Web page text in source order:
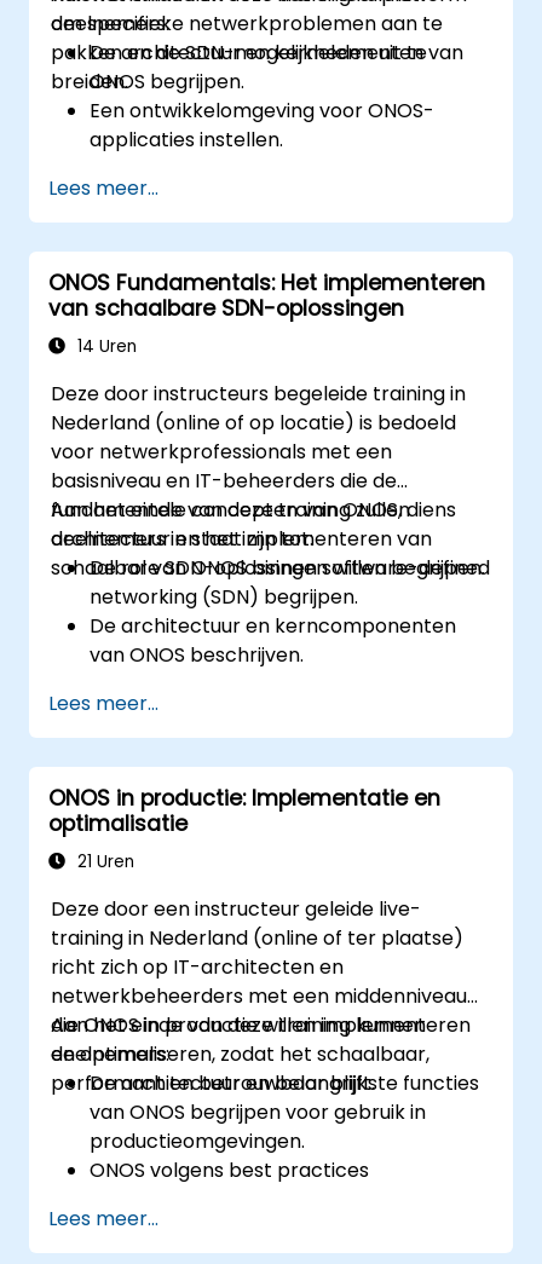
om specifieke netwerkproblemen aan te
pakken en de SDN-mogelijkheden uit te
breiden.
deelnemers:
De architectuur en kernelementen van
ONOS begrijpen.
Een ontwikkelomgeving voor ONOS-
applicaties instellen.
implementeren die SDN-netwerken
beheren.
ONOS-applicaties koppelen aan externe
systemen en API’s.
Problemen oplossen en ONOS-
applicaties optimaliseren voor prestaties
Lees meer...
ONOS Fundamentals: Het implementeren
van schaalbare SDN-oplossingen
14 Uren
Deze door instructeurs begeleide training in
Nederland (online of op locatie) is bedoeld
voor netwerkprofessionals met een
basisniveau en IT-beheerders die de
fundamentele concepten van ONOS, diens
architectuur en het implementeren van
schaalbare SDN-oplossingen willen begrijpen.
Aan het einde van deze training zullen
deelnemers in staat zijn tot:
De rol van ONOS binnen software-defined
networking (SDN) begrijpen.
De architectuur en kerncomponenten
van ONOS beschrijven.
Linux-systeem.
Een eenvoudig SDN-netwerk opzetten
met behulp van ONOS.
De mogelijkheden van ONOS verkennen
voor het beheren en schalen van
netwerkinfrastructuur.
Lees meer...
ONOS in productie: Implementatie en
optimalisatie
21 Uren
Deze door een instructeur geleide live-
training in Nederland (online of ter plaatse)
richt zich op IT-architecten en
netwerkbeheerders met een middenniveau
die ONOS in productie willen implementeren
en optimaliseren, zodat het schaalbaar,
performant en betrouwbaar blijft.
Aan het einde van deze training kunnen
deelnemers:
De architectuur en belangrijkste functies
van ONOS begrijpen voor gebruik in
productieomgevingen.
ONOS volgens best practices
productieomgeving.
Clustering, redundantie en fout tolerantie
Lees meer...